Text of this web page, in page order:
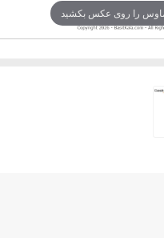
را روی عکس بکشید